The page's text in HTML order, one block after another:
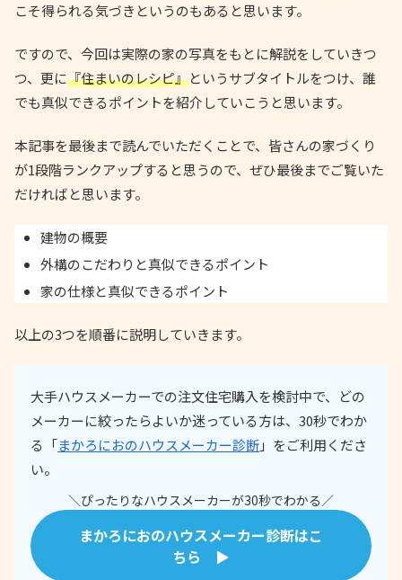
こそ得られる気づきというのもあると思います。
ですので、今回は実際の家の写真をもとに解説をしていきつ
つ、更に『住まいのレシピ』というサブタイトルをつけ、誰
でも真似できるポイントを紹介していこうと思います。
本記事を最後まで読んでいただくことで、皆さんの家づくり
が1段階ランクアップすると思うので、ぜひ最後までご覧いた
だければと思います。
建物の概要
外構のこだわりと真似できるポイント
家の仕様と真似できるポイント
以上の3つを順番に説明していきます。
大手ハウスメーカーでの注文住宅購入を検討中で、どの
メーカーに絞ったらよいか迷っている方は、30秒でわか
る「まかろにおのハウスメーカー診断」をご利用くださ
い。
＼ぴったりなハウスメーカーが30秒でわかる／
まかろにおのハウスメーカー診断はこ
ちら ▶